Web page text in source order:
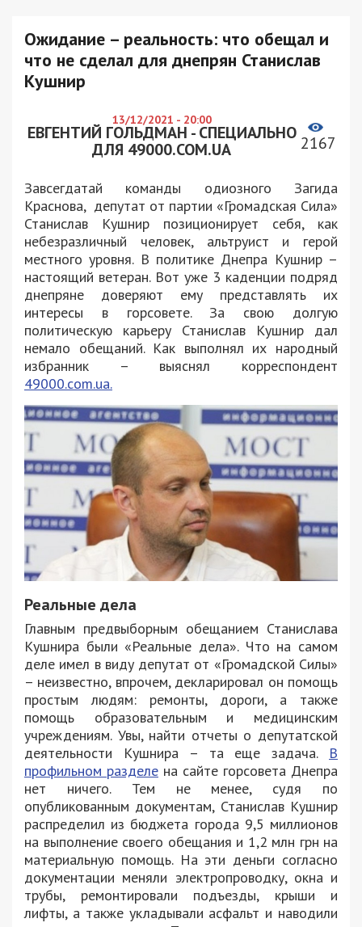
Ожидание – реальность: что обещал и
что не сделал для днепрян Станислав
Кушнир
13/12/2021 - 20:00
ЕВГЕНТИЙ ГОЛЬДМАН - СПЕЦИАЛЬНО
ДЛЯ 49000.COM.UA
2167
Завсегдатай команды одиозного Загида
Краснова, депутат от партии «Громадская Сила»
Станислав Кушнир позиционирует себя, как
небезразличный человек, альтруист и герой
местного уровня. В политике Днепра Кушнир –
настоящий ветеран. Вот уже 3 каденции подряд
днепряне доверяют ему представлять их
интересы в горсовете. За свою долгую
политическую карьеру Станислав Кушнир дал
немало обещаний. Как выполнял их народный
избранник – выяснял корреспондент
49000.com.ua.
Реальные дела
Главным предвыборным обещанием Станислава
Кушнира были «Реальные дела». Что на самом
деле имел в виду депутат от «Громадской Силы»
– неизвестно, впрочем, декларировал он помощь
простым людям: ремонты, дороги, а также
помощь образовательным и медицинским
учреждениям. Увы, найти отчеты о депутатской
деятельности Кушнира – та еще задача. В
профильном разделе на сайте горсовета Днепра
нет ничего. Тем не менее, судя по
опубликованным документам, Станислав Кушнир
распределил из бюджета города 9,5 миллионов
на выполнение своего обещания и 1,2 млн грн на
материальную помощь. На эти деньги согласно
документации меняли электропроводку, окна и
трубы, ремонтировали подъезды, крыши и
лифты, а также укладывали асфальт и наводили